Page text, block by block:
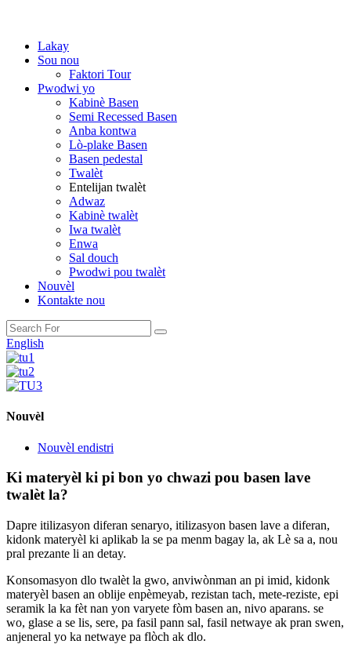
Lakay
Sou nou
Faktori Tour
Pwodwi yo
Kabinè Basen
Semi Recessed Basen
Anba kontwa
Lò-plake Basen
Basen pedestal
Twalèt
Entelijan twalèt
Adwaz
Kabinè twalèt
Iwa twalèt
Enwa
Sal douch
Pwodwi pou twalèt
Nouvèl
Kontakte nou
English
Nouvèl
Nouvèl endistri
Ki materyèl ki pi bon yo chwazi pou basen lave
twalèt la?
Dapre itilizasyon diferan senaryo, itilizasyon basen lave a diferan,
kidonk materyèl ki aplikab la se pa menm bagay la, ak Lè sa a, nou
pral prezante li an detay.
Konsomasyon dlo twalèt la gwo, anviwònman an pi imid, kidonk
materyèl basen an oblije enpèmeyab, rezistan tach, mete-reziste, epi
seramik la ka fèt nan yon varyete fòm basen an, nivo aparans. se
wo, glase a se lis, sere, pa fasil pann sal, fasil netwaye ak pran swen,
anjeneral yo ka netwaye pa flòch ak dlo.